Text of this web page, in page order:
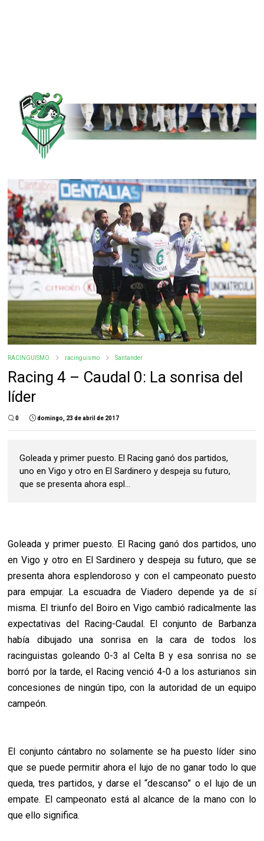
RACINGUISMO racinguismo Santander
Racing 4 – Caudal 0: La sonrisa del
líder
0 domingo, 23 de abril de 2017
Goleada y primer puesto. El Racing ganó dos partidos,
uno en Vigo y otro en El Sardinero y despeja su futuro,
que se presenta ahora espl...
Goleada y primer puesto. El Racing ganó dos partidos, uno
en Vigo y otro en El Sardinero y despeja su futuro, que se
presenta ahora esplendoroso y con el campeonato puesto
para empujar. La escuadra de Viadero depende ya de sí
misma. El triunfo del Boiro en Vigo cambió radicalmente las
expectativas del Racing-Caudal. El conjunto de Barbanza
había dibujado una sonrisa en la cara de todos los
racinguistas goleando 0-3 al Celta B y esa sonrisa no se
borró por la tarde, el Racing venció 4-0 a los asturianos sin
concesiones de ningún tipo, con la autoridad de un equipo
campeón.
El conjunto cántabro no solamente se ha puesto líder sino
que se puede permitir ahora el lujo de no ganar todo lo que
queda, tres partidos, y darse el “descanso” o el lujo de un
empate. El campeonato está al alcance de la mano con lo
que ello significa.